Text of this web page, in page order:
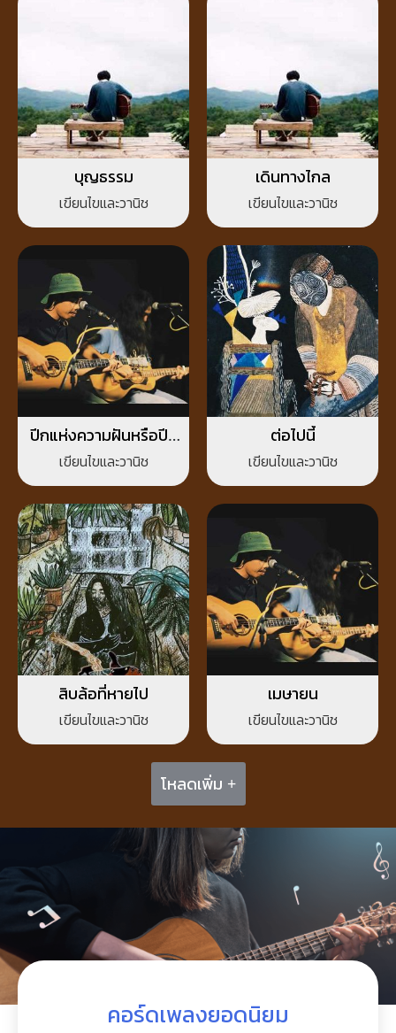
บุญธรรม
เขียนไขและวานิช
เดินทางไกล
เขียนไขและวานิช
ปีกแห่งความฝันหรือปีก
แห่งความจริง
เขียนไขและวานิช
ต่อไปนี้
เขียนไขและวานิช
สิบล้อที่หายไป
เขียนไขและวานิช
เมษายน
เขียนไขและวานิช
โหลดเพิ่ม +
คอร์ดเพลงยอดนิยม